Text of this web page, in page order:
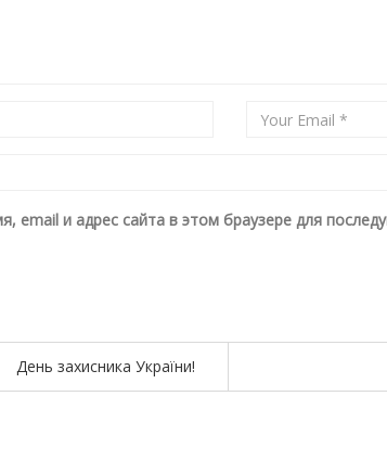
email и адрес сайта в этом браузере для
День захисника України!